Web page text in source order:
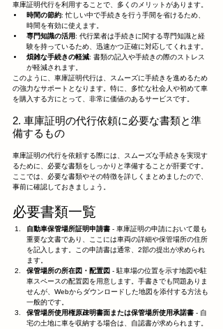
車庫証明代行を利用することで、多くのメリットがあります。
時間の節約: 忙しい中で手続きを行う手間を省けるため、
時間を有効に使えます。
専門知識の活用: 代行業者は手続きに関する専門知識と経
験を持っているため、迅速かつ正確に対応してくれます。
煩雑な手続きの軽減: 書類の記入や手続きの際のストレス
が軽減されます。
このように、車庫証明代行は、スムーズに手続きを進めるため
の強力なサポートとなります。特に、多忙な社会人や初めて車
を購入する方にとって、非常に価値のあるサービスです。
2. 車庫証明の代行依頼に必要な書類と準
備するもの
車庫証明の代行を依頼する際には、スムーズな手続きを実現す
るために、必要な書類をしっかりと準備することが肝要です。
ここでは、必要な書類やその特徴を詳しくまとめましたので、
事前に確認しておきましょう。
必要書類一覧
自動車保管場所証明申請書 - 車庫証明の申請において最も
重要な文書であり、ここには車両の詳細や保管場所の住所
を記入します。この申請書は通常、2部の提出が求められ
ます。
保管場所の所在図・配置図 - 駐車場の位置を示す地図や駐
車スペースの配置図を用意します。手書きでも問題ありま
せんが、Webからダウンロードした地図を添付する方法も
一般的です。
保管場所使用権原疎明書面または保管場所使用承諾書 - 自
宅の土地に車を収納する場合は、自認書が求められます。